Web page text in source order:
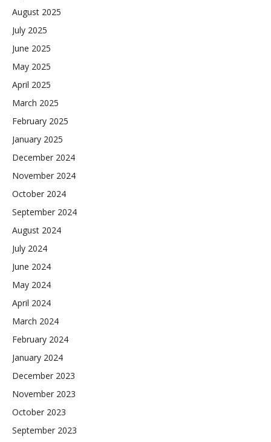
August 2025
July 2025
June 2025
May 2025
April 2025
March 2025
February 2025
January 2025
December 2024
November 2024
October 2024
September 2024
August 2024
July 2024
June 2024
May 2024
April 2024
March 2024
February 2024
January 2024
December 2023
November 2023
October 2023
September 2023